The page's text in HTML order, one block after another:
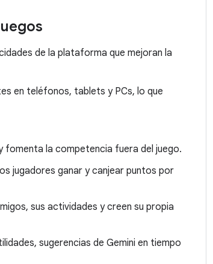
de la plataforma que mejoran la
en teléfonos, tablets y PCs, lo que
fomenta la competencia fuera del juego.
jugadores ganar y canjear puntos por
sus actividades y creen su propia
sugerencias de Gemini en tiempo